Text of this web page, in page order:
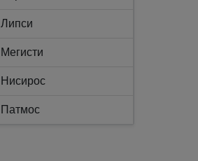
Липси
Мегисти
Нисирос
Патмос